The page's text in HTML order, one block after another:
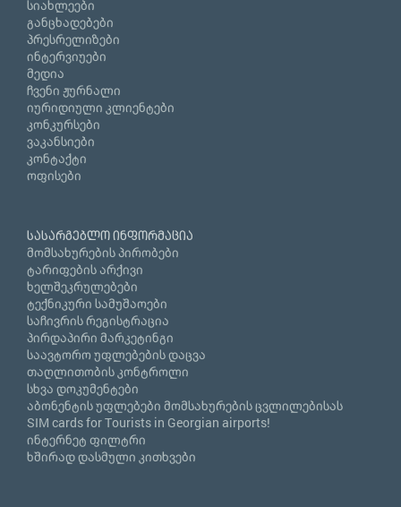
სიახლეები
განცხადებები
პრესრელიზები
ინტერვიუები
მედია
ჩვენი ჟურნალი
იურიდიული კლიენტები
კონკურსები
ვაკანსიები
კონტაქტი
ოფისები
სასარგებლო ინფორმაცია
მომსახურების პირობები
ტარიფების არქივი
ხელშეკრულებები
ტექნიკური სამუშაოები
საჩივრის რეგისტრაცია
პირდაპირი მარკეტინგი
საავტორო უფლებების დაცვა
თაღლითობის კონტროლი
სხვა დოკუმენტები
აბონენტის უფლებები მომსახურების ცვლილებისას
SIM cards for Tourists in Georgian airports!
ინტერნეტ ფილტრი
ხშირად დასმული კითხვები